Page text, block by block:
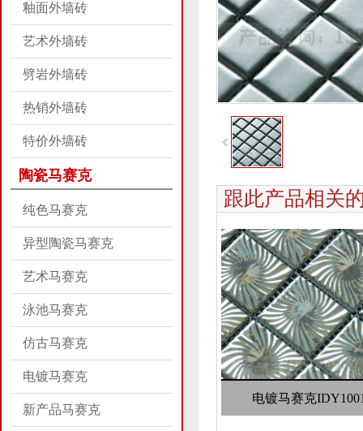
釉面外墙砖
艺术外墙砖
劈岩外墙砖
热销外墙砖
特价外墙砖
陶瓷马赛克
纯色马赛克
异型陶瓷马赛克
艺术马赛克
泳池马赛克
仿古马赛克
电镀马赛克
新产品马赛克
跟此产品相关
电镀马赛克